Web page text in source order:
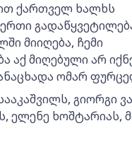
ქართველ ხალხს
მიიღება, ჩემი
აქ მიღებული არ
ომარ
გიორგი
ელენე ხოშტარიას,